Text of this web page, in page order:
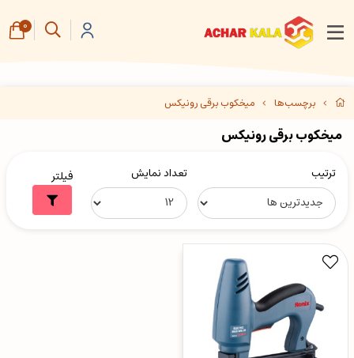
برچسب‌ها میخکوب برقی رونیکس
میخکوب برقی رونیکس
ترتیب تعداد نمایش فیلتر
0